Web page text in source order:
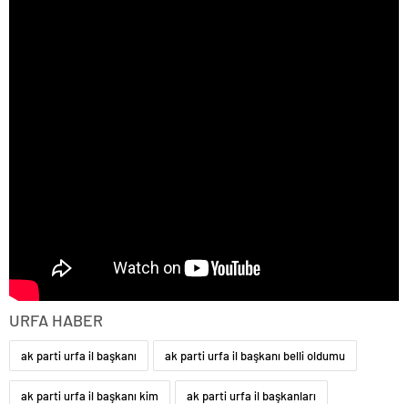
URFA HABER
ak parti urfa il başkanı ak parti urfa il başkanı belli oldumu
ak parti urfa il başkanı kim ak parti urfa il başkanları